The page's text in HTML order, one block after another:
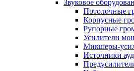
Звуковое
Потолочные
Корпусные
Рупорные
Усилители
Микшеры-
Источники